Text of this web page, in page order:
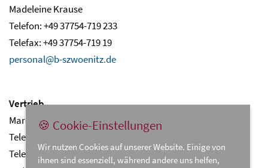
Madeleine Krause
Telefon: +49 37754-719 233
Telefax: +49 37754-719 19
personal@b-szwoenitz.de
Vertrieb
Marcus Donner
Telefon: +49 37754-719 292
Telefax: +49 37754-719 19
🍪 Cookie-Einstellungen
Wir nutzen Cookies auf unserer Website. Einige von
ihnen sind essenziell, während andere uns helfen,